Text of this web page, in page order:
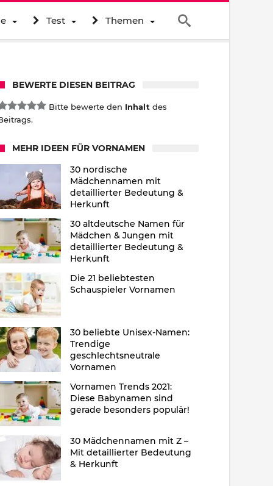
Test Themen
BEWERTE DIESEN BEITRAG
Bitte bewerte den Inhalt des
MEHR IDEEN FÜR VORNAMEN
30 nordische
Mädchennamen mit
detaillierter Bedeutung &
Herkunft
30 altdeutsche Namen für
Mädchen & Jungen mit
detaillierter Bedeutung &
Herkunft
Die 21 beliebtesten
Schauspieler Vornamen
30 beliebte Unisex-Namen:
Trendige
geschlechtsneutrale
Vornamen
Vornamen Trends 2021:
Diese Babynamen sind
gerade besonders populär!
30 Mädchennamen mit Z –
Mit detaillierter Bedeutung
& Herkunft